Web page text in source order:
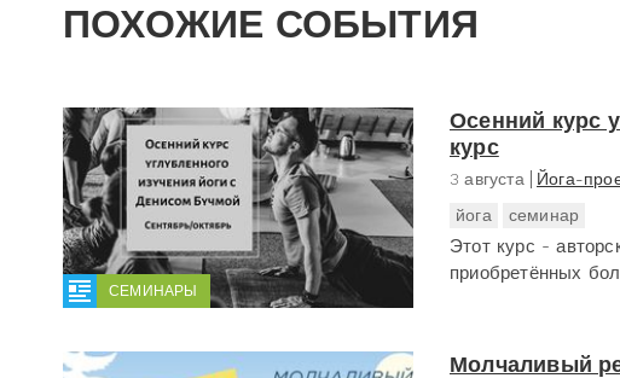
ПОХОЖИЕ СОБЫТИЯ
СЕМИНАРЫ
Осенний курс
курс
3 августа Йога-
йога
семинар
Этот курс -
приобретённых
Молчаливый